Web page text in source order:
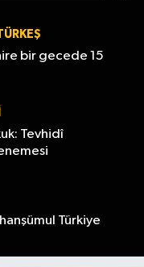
bir gecede 15
Tevhidî
Türkiye